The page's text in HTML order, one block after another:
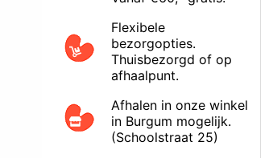
Flexibele
bezorgopties.
Thuisbezorgd of op
afhaalpunt.
Afhalen in onze winkel
in Burgum mogelijk.
(Schoolstraat 25)